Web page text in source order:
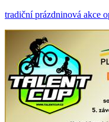
tradiční prázdninová akce